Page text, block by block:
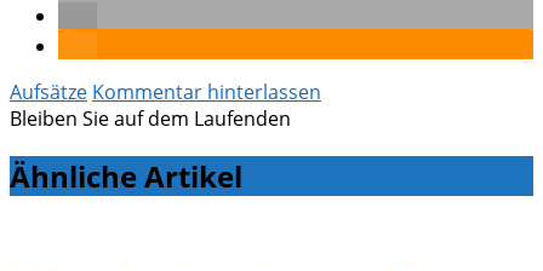
Aufsätze Kommentar hinterlassen
Bleiben Sie auf dem Laufenden
Ähnliche Artikel